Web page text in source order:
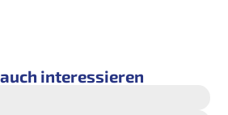
interessieren